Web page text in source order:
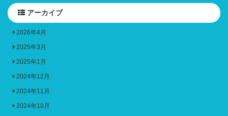
アーカイブ
2026年4月
2025年3月
2025年1月
2024年12月
2024年11月
2024年10月